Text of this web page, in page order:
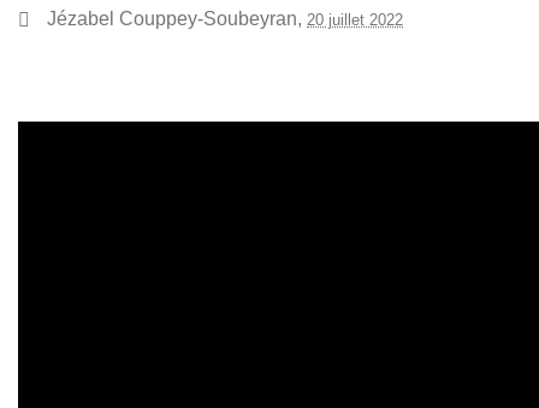
Jézabel Couppey-Soubeyran, 20 juillet 2022